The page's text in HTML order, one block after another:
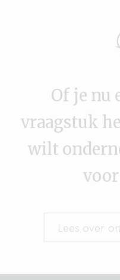
Of je nu
vraagstuk
wilt
Lees over